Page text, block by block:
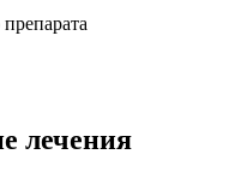
лечения